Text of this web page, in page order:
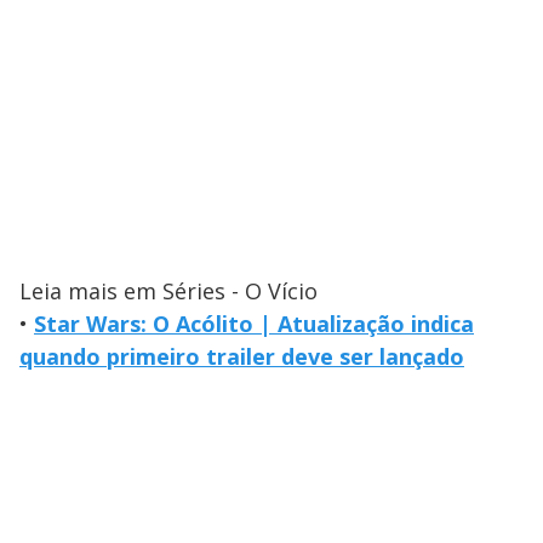
Leia mais em Séries - O Vício
• Star Wars: O Acólito | Atualização indica
quando primeiro trailer deve ser lançado